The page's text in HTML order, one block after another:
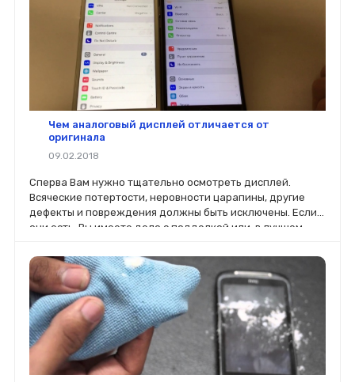
Чем аналоговый дисплей отличается от
оригинала
09.02.2018
Сперва Вам нужно тщательно осмотреть дисплей.
Всяческие потертости, неровности царапины, другие
дефекты и повреждения должны быть исключены. Если
они есть, Вы имеете дело с подделкой или, в лучшем